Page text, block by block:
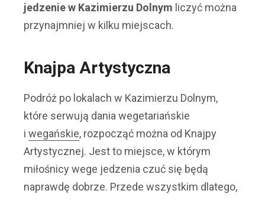
jedzenie w Kazimierzu Dolnym liczyć można
przynajmniej w kilku miejscach.
Knajpa Artystyczna
Podróż po lokalach w Kazimierzu Dolnym,
które serwują dania wegetariańskie
i wegańskie, rozpocząć można od Knajpy
Artystycznej. Jest to miejsce, w którym
miłośnicy wege jedzenia czuć się będą
naprawdę dobrze. Przede wszystkim dlatego,